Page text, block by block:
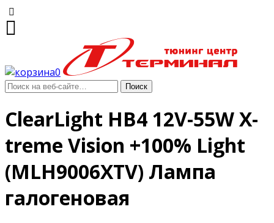
0
ClearLight HB4 12V-55W X-
treme Vision +100% Light
(MLH9006XTV) Лампа
галогеновая